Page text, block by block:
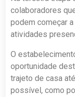
colaboradores
podem começar
atividades
O
oportunidade
trajeto de casa
possível, como